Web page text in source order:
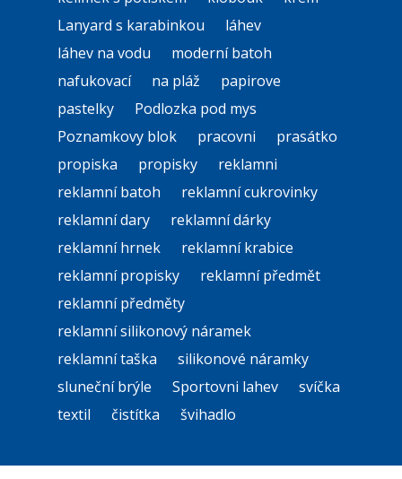
Lanyard s karabinkou
láhev
láhev na vodu
moderní batoh
nafukovací
na pláž
papirove
pastelky
Podlozka pod mys
Poznamkovy blok
pracovni
prasátko
propiska
propisky
reklamni
reklamní batoh
reklamní cukrovinky
reklamní dary
reklamní dárky
reklamní hrnek
reklamní krabice
reklamní propisky
reklamní předmět
reklamní předměty
reklamní silikonový náramek
reklamní taška
silikonové náramky
sluneční brýle
Sportovni lahev
svíčka
textil
čistítka švihadlo